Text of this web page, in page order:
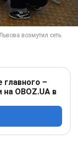
главного –
OBOZ.UA в